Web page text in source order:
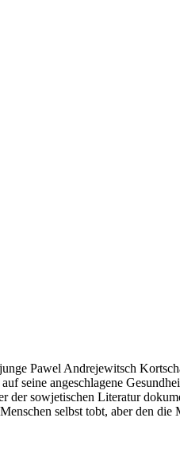
Pawel Andrejewitsch
seine angeschlagene
der sowjetischen Literatur
selbst tobt, aber den die